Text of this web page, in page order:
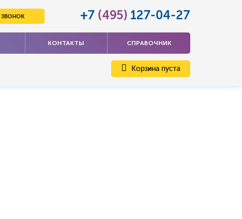
+7 (495) 127-04-27
КОНТАКТЫ СПРАВОЧНИК
Корзина пуста